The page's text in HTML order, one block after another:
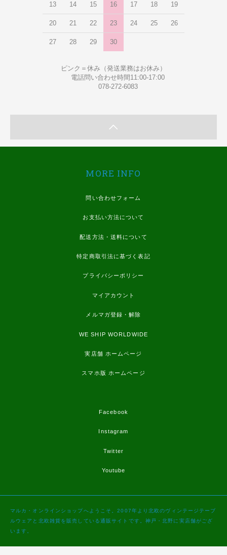
13 14 15 16 17 18 19
20 21 22 23 24 25 26
27 28 29 30
ピンク＝休み（発送業務はお休み）
電話問い合わせ時間11:00-17:00
078-272-6083
MORE INFO
問い合わせフォーム
お支払い方法について
配送方法・送料について
特定商取引法に基づく表記
プライバシーポリシー
マイアカウント
メルマガ登録・解除
WE SHIP WORLDWIDE
実店舗 ホームページ
スマホ版 ホームページ
Facebook
Instagram
Twitter
Youtube
マルカ・オンラインショップへようこそ。2007年より北欧のヴィンテージテーブ
ルウェアと北欧雑貨を販売している通販サイトです。神戸・北野に実店舗がござ
います。